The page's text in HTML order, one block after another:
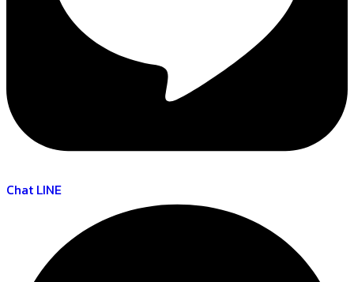
Chat LINE